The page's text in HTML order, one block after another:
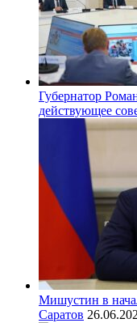
Губернатор
действующее
Мишустин в
Саратов